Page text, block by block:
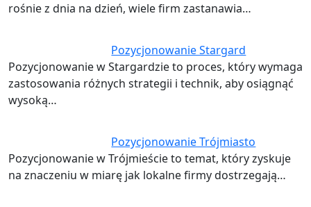
rośnie z dnia na dzień, wiele firm zastanawia…
Pozycjonowanie Stargard
Pozycjonowanie w Stargardzie to proces, który wymaga
zastosowania różnych strategii i technik, aby osiągnąć
wysoką…
Pozycjonowanie Trójmiasto
Pozycjonowanie w Trójmieście to temat, który zyskuje
na znaczeniu w miarę jak lokalne firmy dostrzegają…